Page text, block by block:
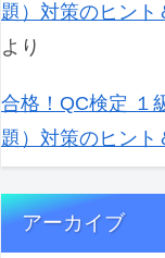
題）対策のヒント
より
合格！QC検定 １
題）対策のヒント
アーカイブ